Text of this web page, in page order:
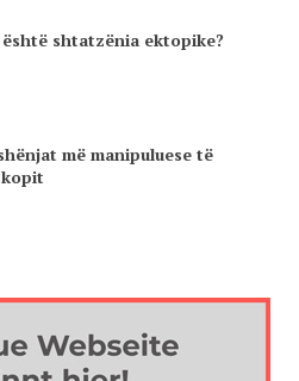
është shtatzënia ektopike?
më manipuluese të